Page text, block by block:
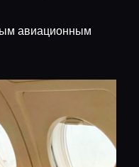
авиационным